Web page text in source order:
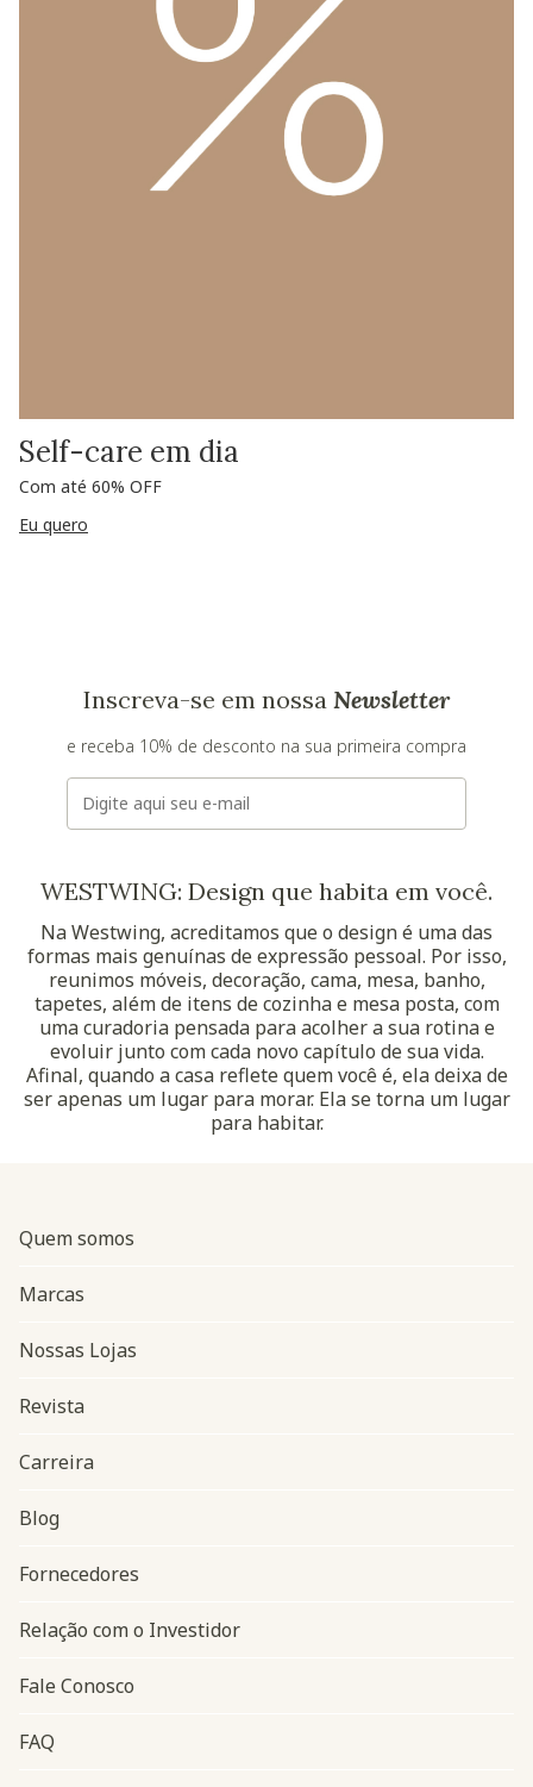
Self-care em dia
Com até 60% OFF
Eu quero
Inscreva-se em nossa Newsletter
e receba 10% de desconto na sua primeira compra
E-mail
WESTWING: Design que habita em você.
Na Westwing, acreditamos que o design é uma das
formas mais genuínas de expressão pessoal. Por isso,
reunimos móveis, decoração, cama, mesa, banho,
tapetes, além de itens de cozinha e mesa posta, com
uma curadoria pensada para acolher a sua rotina e
evoluir junto com cada novo capítulo de sua vida.
Afinal, quando a casa reflete quem você é, ela deixa de
ser apenas um lugar para morar. Ela se torna um lugar
para habitar.
Navegação do rodapé
Quem somos
Marcas
Nossas Lojas
Revista
Carreira
Blog
Fornecedores
Relação com o Investidor
Fale Conosco
FAQ